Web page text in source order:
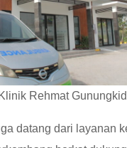
Klinik Rehmat
datang dari layanan